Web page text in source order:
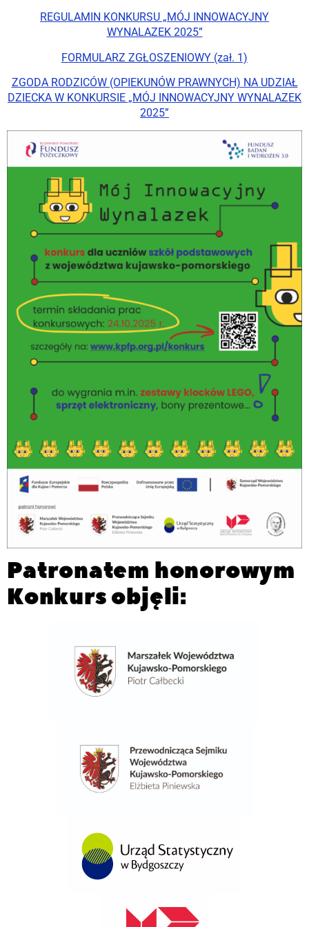
REGULAMIN KONKURSU „MÓJ INNOWACYJNY
WYNALAZEK 2025”
FORMULARZ ZGŁOSZENIOWY (zał. 1)
ZGODA RODZICÓW (OPIEKUNÓW PRAWNYCH) NA UDZIAŁ
DZIECKA W KONKURSIE „MÓJ INNOWACYJNY WYNALAZEK
2025”
Patronatem honorowym
Konkurs objęli: